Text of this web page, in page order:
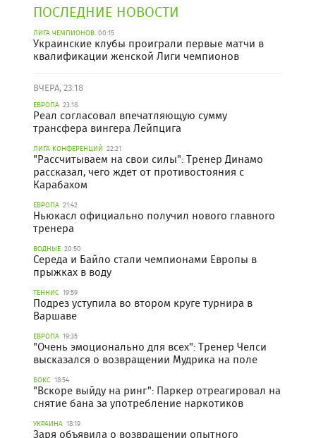
ПОСЛЕДНИЕ НОВОСТИ
ЛИГА ЧЕМПИОНОВ 00:15
Украинские клубы проиграли первые матчи в
квалификации женской Лиги чемпионов
ВЧЕРА, 23:18
ЕВРОПА 23:18
Реал согласовал впечатляющую сумму
трансфера вингера Лейпцига
ЛИГА КОНФЕРЕНЦИЙ 22:21
"Рассчитываем на свои силы": Тренер Динамо
рассказал, чего ждет от противостояния с
Карабахом
ЕВРОПА 21:42
Ньюкасл официально получил нового главного
тренера
ВОДНЫЕ 20:50
Середа и Байло стали чемпионами Европы в
прыжках в воду
ТЕННИС 19:59
Подрез уступила во втором круге турнира в
Варшаве
ЕВРОПА 19:35
"Очень эмоционально для всех": Тренер Челси
высказался о возвращении Мудрика на поле
БОКС 18:54
"Вскоре выйду на ринг": Паркер отреагировал на
снятие бана за употребление наркотиков
УКРАИНА 18:19
Заря объявила о возвращении опытного